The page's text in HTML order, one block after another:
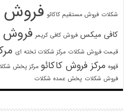
شکلات فروش مستقیم کاکائو فروش
کافی میکس فروش کافی کریمر فروش
قیمت فروش شکلات مرکز شکلات تخته ای
قهوه مرکز فروش کاکائو مرکز پخش
فروش شکلات پخش عمده شکلات